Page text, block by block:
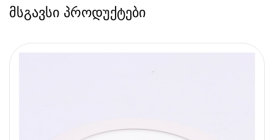
მსგავსი პროდუქტები